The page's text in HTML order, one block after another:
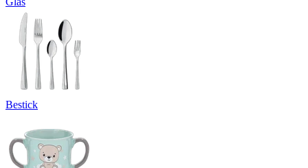
Bestick